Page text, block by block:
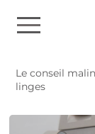
Le conseil malin
linges